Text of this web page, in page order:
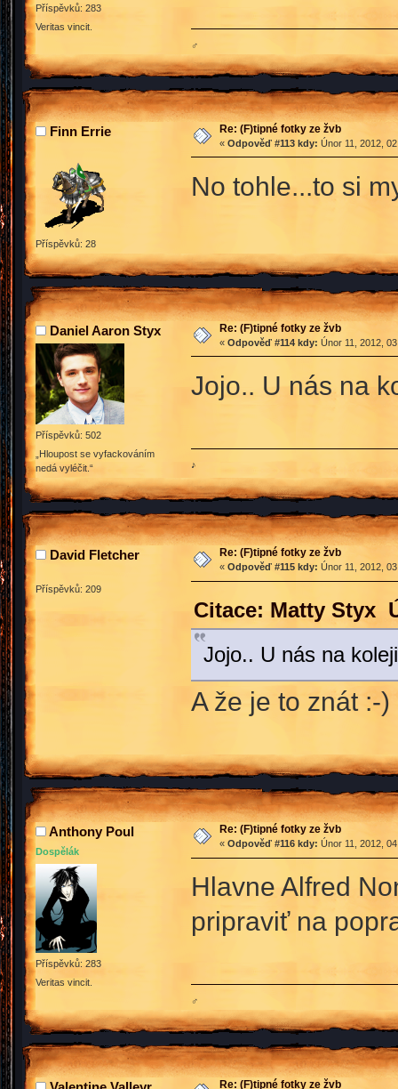
Příspěvků: 283
Veritas vincit.
♂
Finn Errie
Příspěvků: 28
Re: (F)tipné fotky ze žvb
« Odpověď #113 kdy: Únor 11, 2012,
No tohle...to si
Daniel Aaron Styx
Příspěvků: 502
„Hloupost se vyfackováním
nedá vyléčit.“
Re: (F)tipné fotky ze žvb
« Odpověď #114 kdy: Únor 11, 2012,
Jojo.. U nás na
♪
David Fletcher
Příspěvků: 209
Re: (F)tipné fotky ze žvb
« Odpověď #115 kdy: Únor 11, 2012,
Citace: Matty Styx
Jojo.. U nás na
A že je to znát :-)
Anthony Poul
Dospělák
Příspěvků: 283
Veritas vincit.
Re: (F)tipné fotky ze žvb
« Odpověď #116 kdy: Únor 11, 2012,
Hlavne Alfred
pripraviť na
♂
Re: (F)tipné fotky ze žvb